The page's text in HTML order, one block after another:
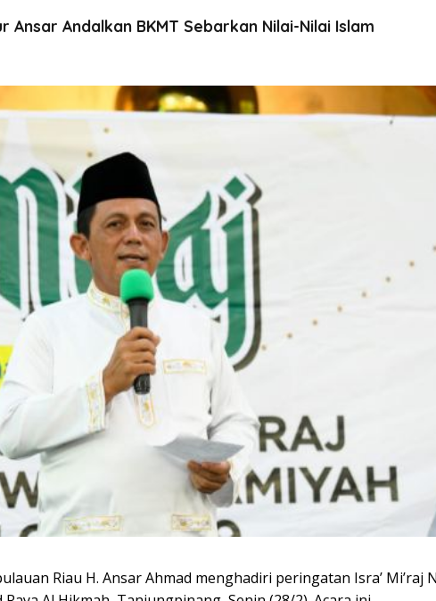
Ansar Andalkan BKMT Sebarkan Nilai-Nilai Islam
Riau H. Ansar Ahmad menghadiri peringatan Isra’ Mi’raj